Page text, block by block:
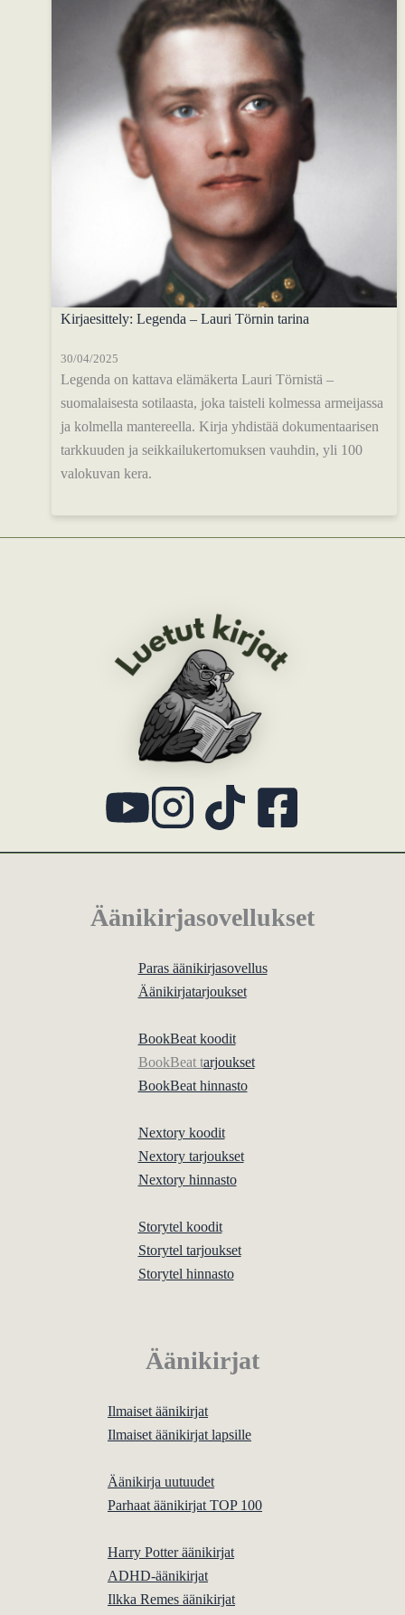
Kirjaesittely: Legenda – Lauri Törnin tarina
30/04/2025
Legenda on kattava elämäkerta Lauri Törnistä –
suomalaisesta sotilaasta, joka taisteli kolmessa armeijassa
ja kolmella mantereella. Kirja yhdistää dokumentaarisen
tarkkuuden ja seikkailukertomuksen vauhdin, yli 100
valokuvan kera.
Äänikirjasovellukset
Paras äänikirjasovellus
Äänikirjatarjoukset
BookBeat koodit
BookBeat tarjoukset
BookBeat hinnasto
Nextory koodit
Nextory tarjoukset
Nextory hinnasto
Storytel koodit
Storytel tarjoukset
Storytel hinnasto
Äänikirjat
Ilmaiset äänikirjat
Ilmaiset äänikirjat lapsille
Äänikirja uutuudet
Parhaat äänikirjat TOP 100
Harry Potter äänikirjat
ADHD-äänikirjat
Ilkka Remes äänikirjat